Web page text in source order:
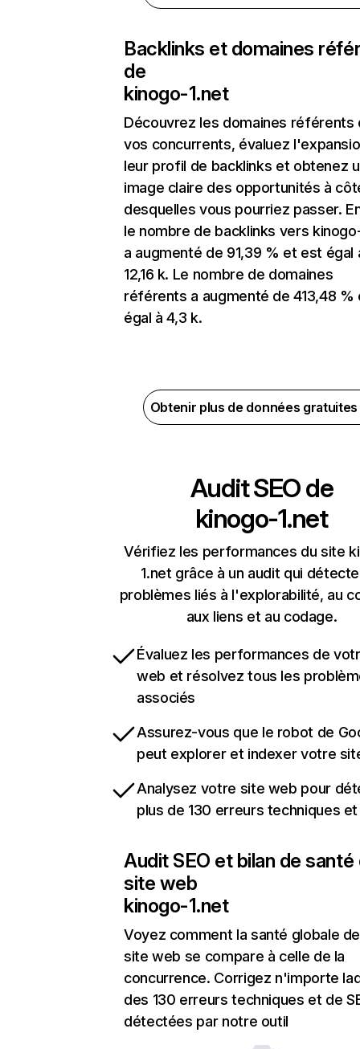
Backlinks et domaines
de
kinogo-1.net
Découvrez les domaines référents
vos concurrents, évaluez
leur profil de backlinks et obtenez
image claire des opportunités à
desquelles vous pourriez passer.
le nombre de backlinks vers
a augmenté de 91,39 % et est égal
12,16 k. Le nombre de domaines
référents a augmenté de 413,48 %
égal à 4,3 k.
Obtenir plus de données
Audit SEO de
kinogo-1.net
Vérifiez les performances du site
1.net grâce à un audit qui
problèmes liés à l'explorabilité, au
aux liens et au codage.
Évaluez les performances de
web et résolvez tous les
associés
Assurez-vous que le robot de
peut explorer et indexer votre
Analysez votre site web pour
plus de 130 erreurs techniques et
Audit SEO et bilan de santé
site web
kinogo-1.net
Voyez comment la santé globale
site web se compare à celle de la
concurrence. Corrigez n'importe
des 130 erreurs techniques et de
détectées par notre outil